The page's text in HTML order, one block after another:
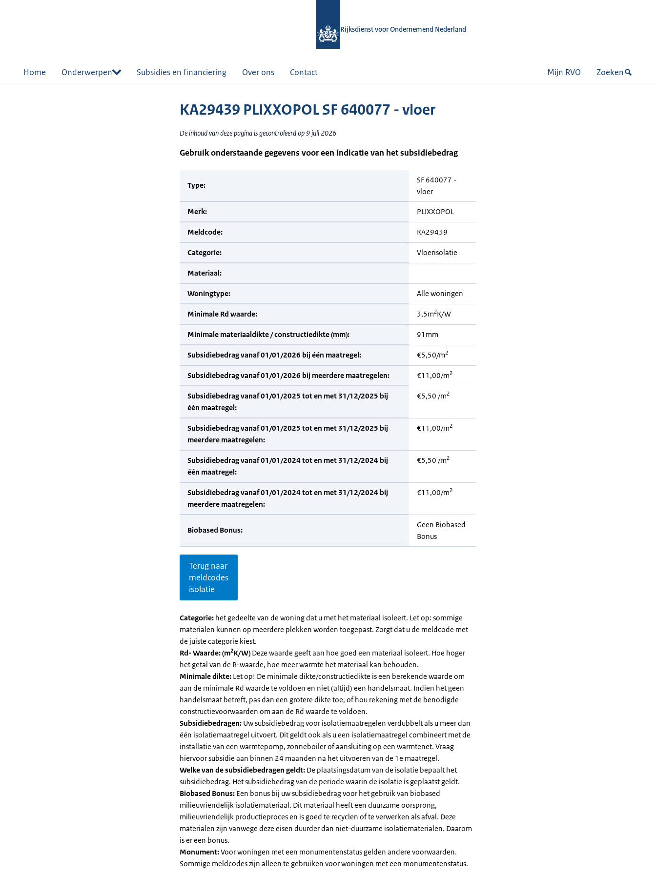
Rijksdienst voor Ondernemend Nederland
Home Onderwerpen Subsidies en financiering Over ons Contact Mijn RVO Zoeken
KA29439 PLIXXOPOL SF 640077 - vloer
De inhoud van deze pagina is gecontroleerd op 9 juli 2026
Gebruik onderstaande gegevens voor een indicatie van het subsidiebedrag
Type:
SF 640077 -
vloer
Merk: PLIXXOPOL
Meldcode: KA29439
Categorie: Vloerisolatie
Materiaal:
Woningtype: Alle woningen
Minimale Rd waarde: 3,5m2K/W
Minimale materiaaldikte / constructiedikte (mm): 91mm
Subsidiebedrag vanaf 01/01/2026 bij één maatregel: €5,50/m2
Subsidiebedrag vanaf 01/01/2026 bij meerdere maatregelen: €11,00/m2
Subsidiebedrag vanaf 01/01/2025 tot en met 31/12/2025 bij
één maatregel:
€5,50 /m2
Subsidiebedrag vanaf 01/01/2025 tot en met 31/12/2025 bij
meerdere maatregelen:
€11,00/m2
Subsidiebedrag vanaf 01/01/2024 tot en met 31/12/2024 bij
één maatregel:
€5,50 /m2
Subsidiebedrag vanaf 01/01/2024 tot en met 31/12/2024 bij
meerdere maatregelen:
€11,00/m2
Biobased Bonus:
Geen Biobased
Bonus
Terug naar
meldcodes
isolatie
Categorie: het gedeelte van de woning dat u met het materiaal isoleert. Let op: sommige
materialen kunnen op meerdere plekken worden toegepast. Zorgt dat u de meldcode met
de juiste categorie kiest.
Rd- Waarde: (m2K/W) Deze waarde geeft aan hoe goed een materiaal isoleert. Hoe hoger
het getal van de R-waarde, hoe meer warmte het materiaal kan behouden.
Minimale dikte: Let op! De minimale dikte/constructiedikte is een berekende waarde om
aan de minimale Rd waarde te voldoen en niet (altijd) een handelsmaat. Indien het geen
handelsmaat betreft, pas dan een grotere dikte toe, of hou rekening met de benodigde
constructievoorwaarden om aan de Rd waarde te voldoen.
Subsidiebedragen: Uw subsidiebedrag voor isolatiemaatregelen verdubbelt als u meer dan
één isolatiemaatregel uitvoert. Dit geldt ook als u een isolatiemaatregel combineert met de
installatie van een warmtepomp, zonneboiler of aansluiting op een warmtenet. Vraag
hiervoor subsidie aan binnen 24 maanden na het uitvoeren van de 1e maatregel.
Welke van de subsidiebedragen geldt: De plaatsingsdatum van de isolatie bepaalt het
subsidiebedrag. Het subsidiebedrag van de periode waarin de isolatie is geplaatst geldt.
Biobased Bonus: Een bonus bij uw subsidiebedrag voor het gebruik van biobased
milieuvriendelijk isolatiemateriaal. Dit materiaal heeft een duurzame oorsprong,
milieuvriendelijk productieproces en is goed te recyclen of te verwerken als afval. Deze
materialen zijn vanwege deze eisen duurder dan niet-duurzame isolatiematerialen. Daarom
is er een bonus.
Monument:Voor woningen met een monumentenstatus gelden andere voorwaarden.
Sommige meldcodes zijn alleen te gebruiken voor woningen met een monumentenstatus.